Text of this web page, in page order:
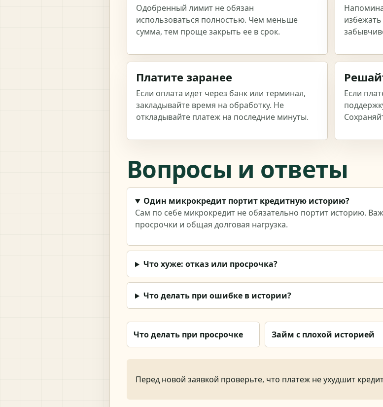
Одобренный лимит не обязан
использоваться полностью. Чем меньше
сумма, тем проще закрыть ее в срок.
Платите заранее
Если оплата идет через банк или терминал,
закладывайте время на обработку. Не
откладывайте платеж на последние минуты.
Если
Вопросы и ответы
Один микрокредит портит кредитную историю?
Сам по себе микрокредит не обязательно портит историю.
просрочки и общая долговая нагрузка.
Что хуже: отказ или просрочка?
Что делать при ошибке в истории?
Что делать при просрочке Займ с плохой историей
Перед новой заявкой проверьте, что платеж не ухудшит